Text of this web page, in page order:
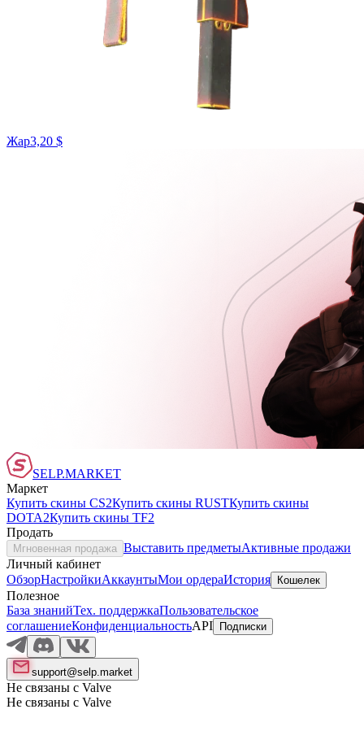
Жар3,20 $
SELP.MARKET
Маркет
Купить скины CS2Купить скины RUSTКупить скины
DOTA2Купить скины TF2
Продать
Мгновенная продажа Выставить предметыАктивные продажи
Личный кабинет
ОбзорНастройкиАккаунтыМои ордераИстория Кошелек
Полезное
База знанийТех. поддержкаПользовательское
соглашениеКонфиденциальностьAPI Подписки
support@selp.market
Не связаны с Valve
Не связаны с Valve